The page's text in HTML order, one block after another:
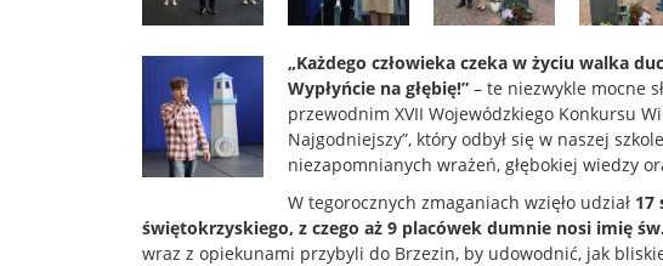
„Każdego człowieka czeka w życiu walka
Wypłyńcie na głębię!” – te niezwykle mocne
przewodnim XVII Wojewódzkiego Konkursu
Najgodniejszy”, który odbył się w naszej
niezapomnianych wrażeń, głębokiej wiedzy
W tegorocznych zmaganiach wzięło udział 17
świętokrzyskiego, z czego aż 9 placówek dumnie nosi imię św.
wraz z opiekunami przybyli do Brzezin, by udowodnić, jak